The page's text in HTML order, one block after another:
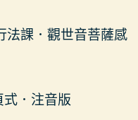
法課．觀世音菩薩感
．注音版